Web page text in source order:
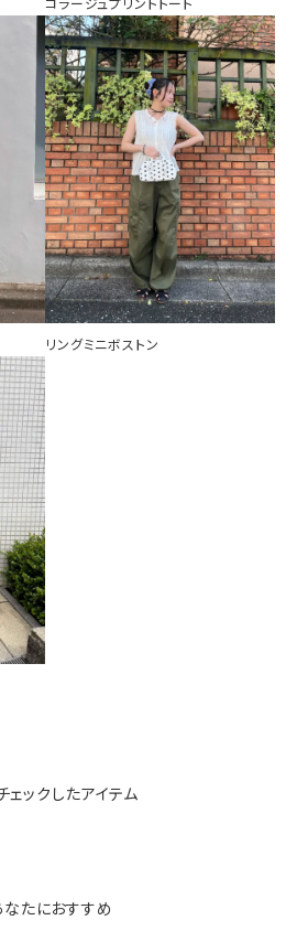
コラージュプリントトート
リングミニボストン
ェックしたアイテム
なたにおすすめ